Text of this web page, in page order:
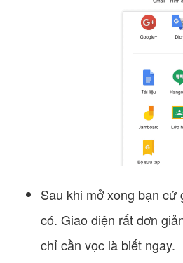
Sau khi mở xong bạn cứ
có. Giao diện rất đơn
chỉ cần vọc là biết ngay.